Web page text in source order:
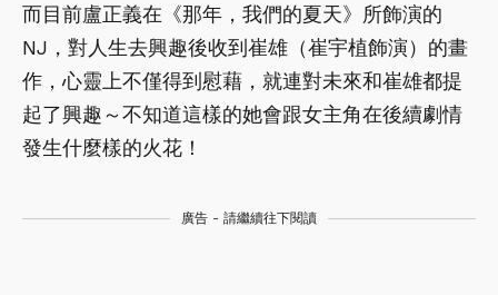
而目前盧正義在《那年，我們的夏天》所飾演的
NJ，對人生去興趣後收到崔雄（崔宇植飾演）的畫
作，心靈上不僅得到慰藉，就連對未來和崔雄都提
起了興趣～不知道這樣的她會跟女主角在後續劇情
發生什麼樣的火花！
廣告 - 請繼續往下閱讀